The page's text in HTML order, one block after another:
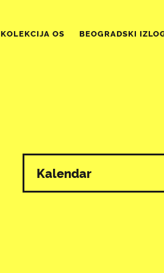
KOLEKCIJA OS BEOGRADSKI
Kalendar